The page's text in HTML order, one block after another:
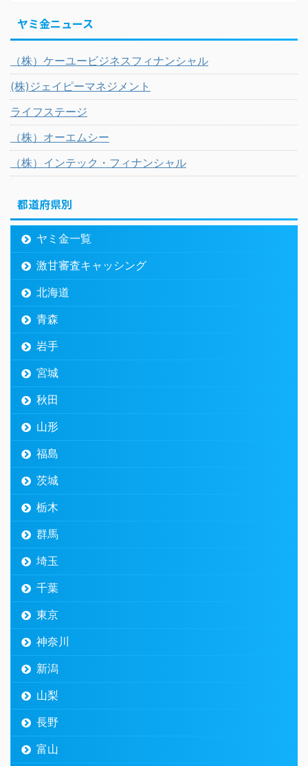
ヤミ金ニュース
（株）ケーユービジネスフィナンシャル
(株)ジェイピーマネジメント
ライフステージ
（株）オーエムシー
（株）インテック・フィナンシャル
都道府県別
ヤミ金一覧
激甘審査キャッシング
北海道
青森
岩手
宮城
秋田
山形
福島
茨城
栃木
群馬
埼玉
千葉
東京
神奈川
新潟
山梨
長野
富山